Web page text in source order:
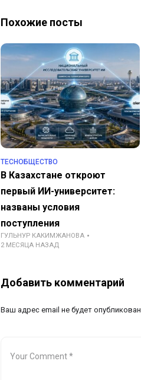
Похожие посты
TECHОБЩЕСТВО
В Казахстане откроют
первый ИИ-университет:
названы условия
поступления
ГУЛЬНУР КАКИМЖАНОВА
2 МЕСЯЦА НАЗАД
Добавить комментарий
Ваш адрес email не будет опубликован.